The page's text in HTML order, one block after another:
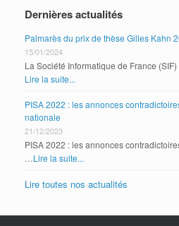
Dernières actualités
Palmarès du prix de thèse Gilles Kahn
15/01/2024
La Société Informatique de France
Lire la suite...
PISA 2022 : les annonces
nationale
21/12/2023
PISA 2022 : les annonces
…Lire la suite...
Lire toutes nos actualités